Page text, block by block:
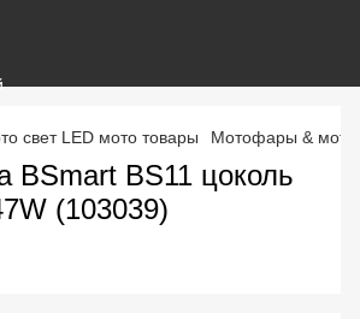
свет LED мото товары Мотофары & мото
BSmart BS11 цоколь
(103039)